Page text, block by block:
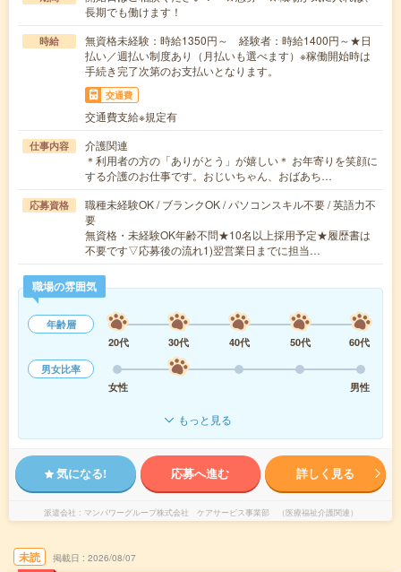
長期でも働けます！
時給
無資格未経験：時給1350円～ 経験者：時給1400円～★日
払い／週払い制度あり（月払いも選べます）※稼働開始時は
手続き完了次第のお支払いとなります。
交通費
交通費支給※規定有
仕事内容
介護関連
＊利用者の方の「ありがとう」が嬉しい＊ お年寄りを笑顔に
する介護のお仕事です。おじいちゃん、おばあち…
応募資格
職種未経験OK / ブランクOK / パソコンスキル不要 / 英語力不
要
無資格・未経験OK年齢不問★10名以上採用予定★履歴書は
不要です▽応募後の流れ1)翌営業日までに担当…
職場の雰囲気
年齢層
20代
30代 40代 50代
60代
男女比率
女性
男性
もっと見る
気になる! 応募へ進む 詳しく見る
派遣会社 マンパワーグループ株式会社 ケアサービス事業部 （医療福祉介護関連）
未読 掲載日 2026/08/07